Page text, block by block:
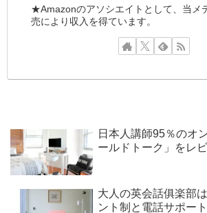
★Amazonのアソシエイトとして、当メ
売により収入を得ています。
日本人講師95％のオ
ールドトーク」をレ
大人の英会話俱楽部
ント制と電話サポー